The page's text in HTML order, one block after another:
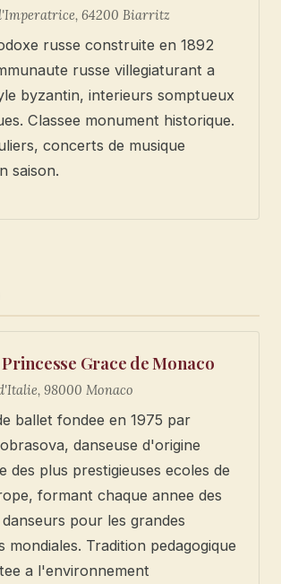
64200 Biarritz
russe construite en 1892
russe villegiaturant a
byzantin, interieurs somptueux
Classee monument historique.
concerts de musique
saison.
Grace de Monaco
98000 Monaco
ballet fondee en 1975 par
danseuse d'origine
des plus prestigieuses ecoles de
formant chaque annee des
danseurs pour les grandes
mondiales. Tradition pedagogique
a l'environnement